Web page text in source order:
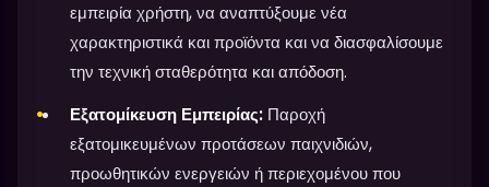
εμπειρία χρήστη, να αναπτύξουμε νέα
χαρακτηριστικά και προϊόντα και να διασφαλίσουμε
την τεχνική σταθερότητα και απόδοση.
Εξατομίκευση Εμπειρίας: Παροχή
εξατομικευμένων προτάσεων παιχνιδιών,
προωθητικών ενεργειών ή περιεχομένου που